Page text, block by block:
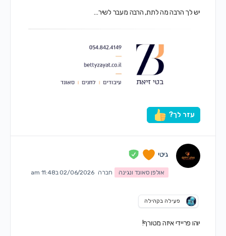
יש לך הרבה מה לתת, הרבה מעבר לשיר…
עזר לך?
גיטי
אולפן סאונד ונגינה חברה 02/06/2026 ב11:48 am
פעילה בקהילה
יוהו פריידי איזה מטורף!